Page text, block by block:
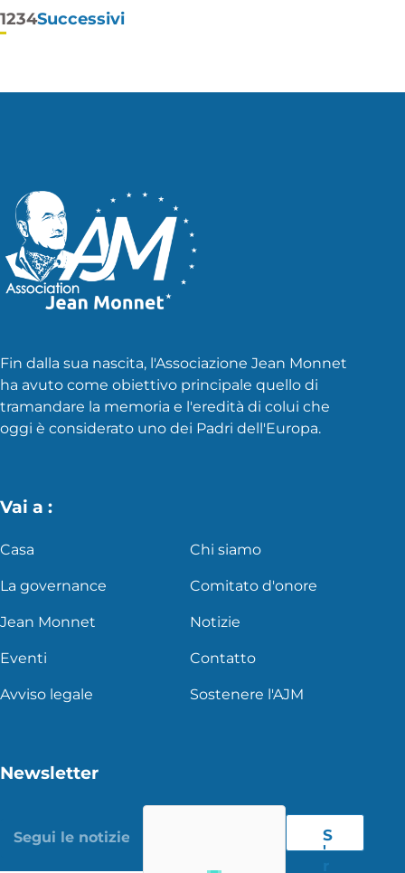
Paginazione
1234Successivi
Fin dalla sua nascita, l'Associazione Jean Monnet
ha avuto come obiettivo principale quello di
tramandare la memoria e l'eredità di colui che
oggi è considerato uno dei Padri dell'Europa.
Vai a :
Casa Chi siamo
La governance Comitato d'onore
Jean Monnet Notizie
Eventi Contatto
Avviso legale Sostenere l'AJM
Newsletter
S
'